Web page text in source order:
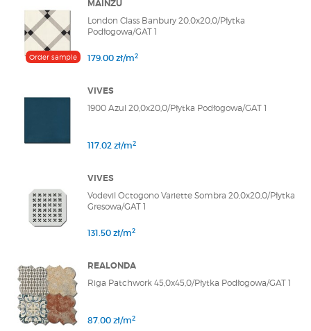
Order sample
MAINZU
London Class Banbury 20,0x20,0/Płytka
Podłogowa/GAT 1
179.00 zł/m2
VIVES
1900 Azul 20,0x20,0/Płytka Podłogowa/GAT 1
117.02 zł/m2
VIVES
Vodevil Octogono Variette Sombra 20,0x20,0/Płytka
Gresowa/GAT 1
131.50 zł/m2
REALONDA
Riga Patchwork 45,0x45,0/Płytka Podłogowa/GAT 1
87.00 zł/m2